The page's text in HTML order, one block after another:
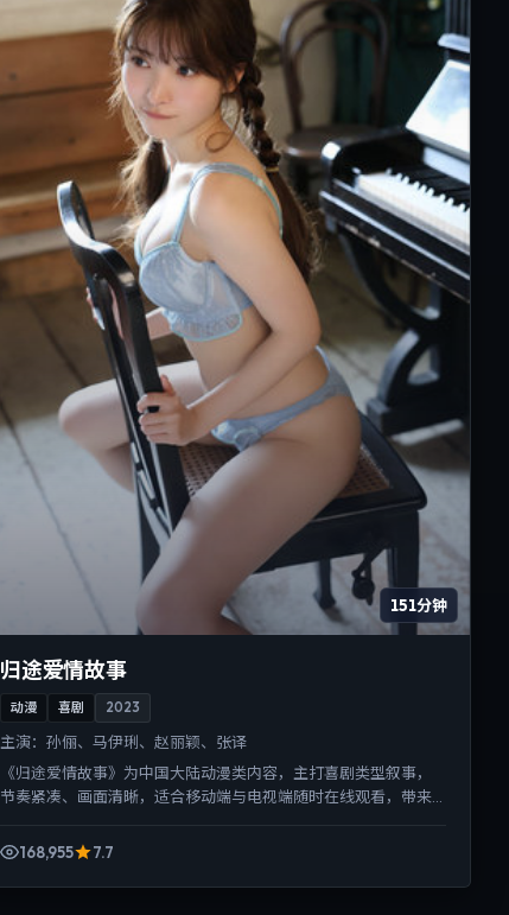
151分钟
归途爱情故事
动漫 喜剧 2023
主演：孙俪、马伊琍、赵丽颖、张译
《归途爱情故事》为中国大陆动漫类内容，主打喜剧类型叙事，
节奏紧凑、画面清晰，适合移动端与电视端随时在线观看，带来
168,955
7.7